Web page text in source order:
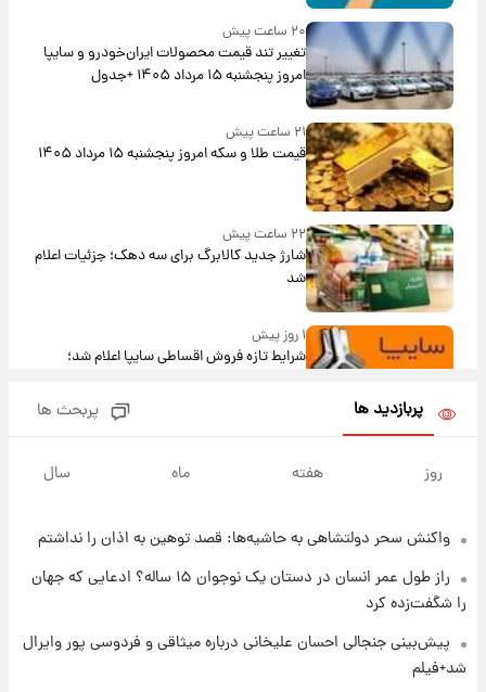
۲۰ ساعت پیش
تغییر تند قیمت محصولات ایران‌خودرو و سایپا
امروز پنجشنبه ۱۵ مرداد ۱۴۰۵ +جدول
۲۱ ساعت پیش
قیمت طلا و سکه امروز پنجشنبه ۱۵ مرداد ۱۴۰۵
۲۲ ساعت پیش
شارژ جدید کالابرگ برای سه دهک؛ جزئیات اعلام
شد
۱ روز پیش
شرایط تازه فروش اقساطی سایپا اعلام شد؛
قیمت سکه و طلا فردا
۱ روز پیش
۱ روز پیش
پربازدید ها پربحث ها
روز هفته ماه سال
واکنش سحر دولتشاهی به حاشیه‌ها: قصد توهین به اذان را نداشتم
راز طول عمر انسان در دستان یک نوجوان ۱۵ ساله؟ ادعایی که جهان
را شگفت‌زده کرد
پیش‌بینی جنجالی احسان علیخانی درباره میثاقی و فردوسی پور وایرال
شد+فیلم